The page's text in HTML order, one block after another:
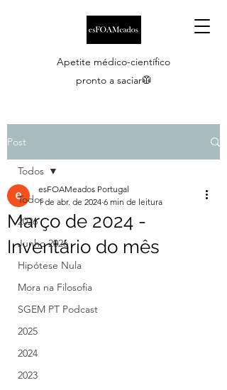
Apetite médico-científico
pronto a saciar🥼
Post
Todos
2026
Junho 2026
Hipótese Nula
Mora na Filosofia
SGEM PT Podcast
2025
2024
2023
Todos
Março de 2024 -
Inventário do mês
esFOAMeados Portugal
1 de abr. de 2024 6 min de leitura